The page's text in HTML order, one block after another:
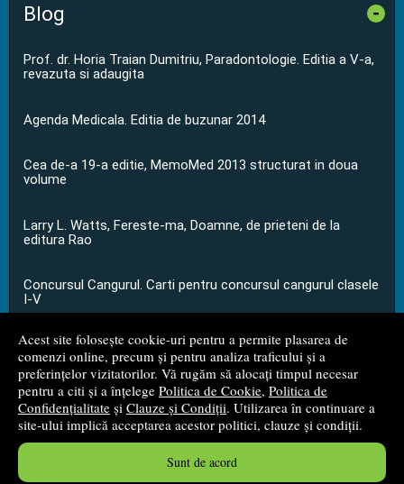
Acest site folosește cookie-uri pentru a permite plasarea de
comenzi online, precum și pentru analiza traficului și a
preferințelor vizitatorilor. Vă rugăm să alocați timpul necesar
pentru a citi și a înțelege Politica de Cookie, Politica de
Confidențialitate și Clauze și Condiții. Utilizarea în continuare a
site-ului implică acceptarea acestor politici, clauze și condiții.
Sunt de acord
Blog -
Prof. dr. Horia Traian Dumitriu, Paradontologie. Editia a V-a,
revazuta si adaugita
Agenda Medicala. Editia de buzunar 2014
Cea de-a 19-a editie, MemoMed 2013 structurat in doua
volume
Larry L. Watts, Fereste-ma, Doamne, de prieteni de la
editura Rao
Concursul Cangurul. Carti pentru concursul cangurul clasele
I-V
...toate știrile
© 2008 - 2026S.C. M.G. Net Distribution S.R.L.
Magazin onlinecreat deVital Soft